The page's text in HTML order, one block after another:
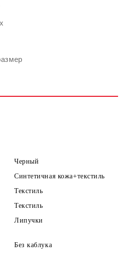
Черный
Синтетичная кожа+текстиль
Текстиль
Текстиль
Липучки
Без каблука